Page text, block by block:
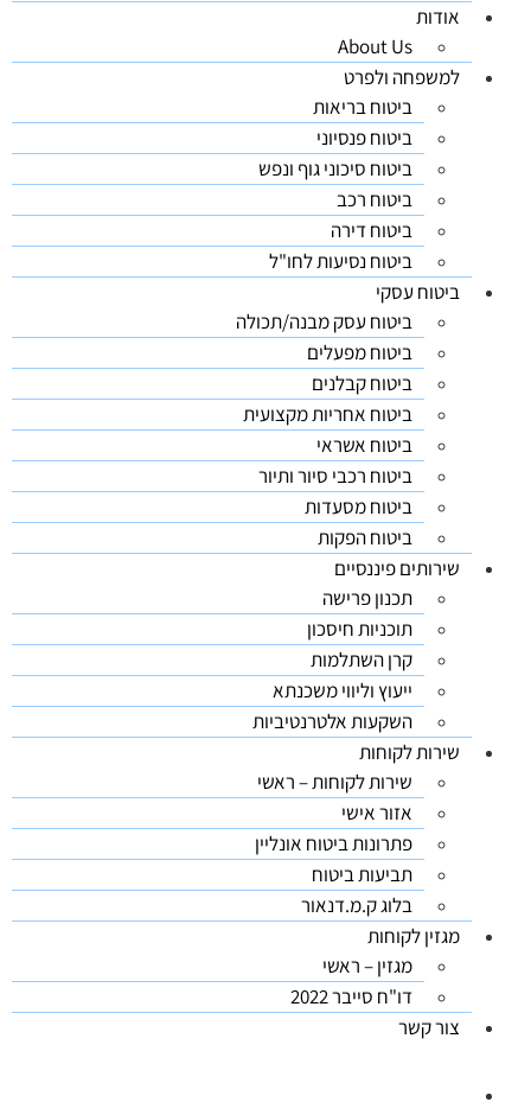
אודות
About Us
למשפחה ולפרט
ביטוח בריאות
ביטוח פנסיוני
ביטוח סיכוני גוף ונפש
ביטוח רכב
ביטוח דירה
ביטוח נסיעות לחו"ל
ביטוח עסקי
ביטוח עסק מבנה/תכולה
ביטוח מפעלים
ביטוח קבלנים
ביטוח אחריות מקצועית
ביטוח אשראי
ביטוח רכבי סיור ותיור
ביטוח מסעדות
ביטוח הפקות
שירותים פיננסיים
תכנון פרישה
תוכניות חיסכון
קרן השתלמות
ייעוץ וליווי משכנתא
השקעות אלטרנטיביות
שירות לקוחות
שירות לקוחות – ראשי
אזור אישי
פתרונות ביטוח אונליין
תביעות ביטוח
בלוג ק.מ.דנאור
מגזין לקוחות
מגזין – ראשי
דו"ח סייבר 2022
צור קשר